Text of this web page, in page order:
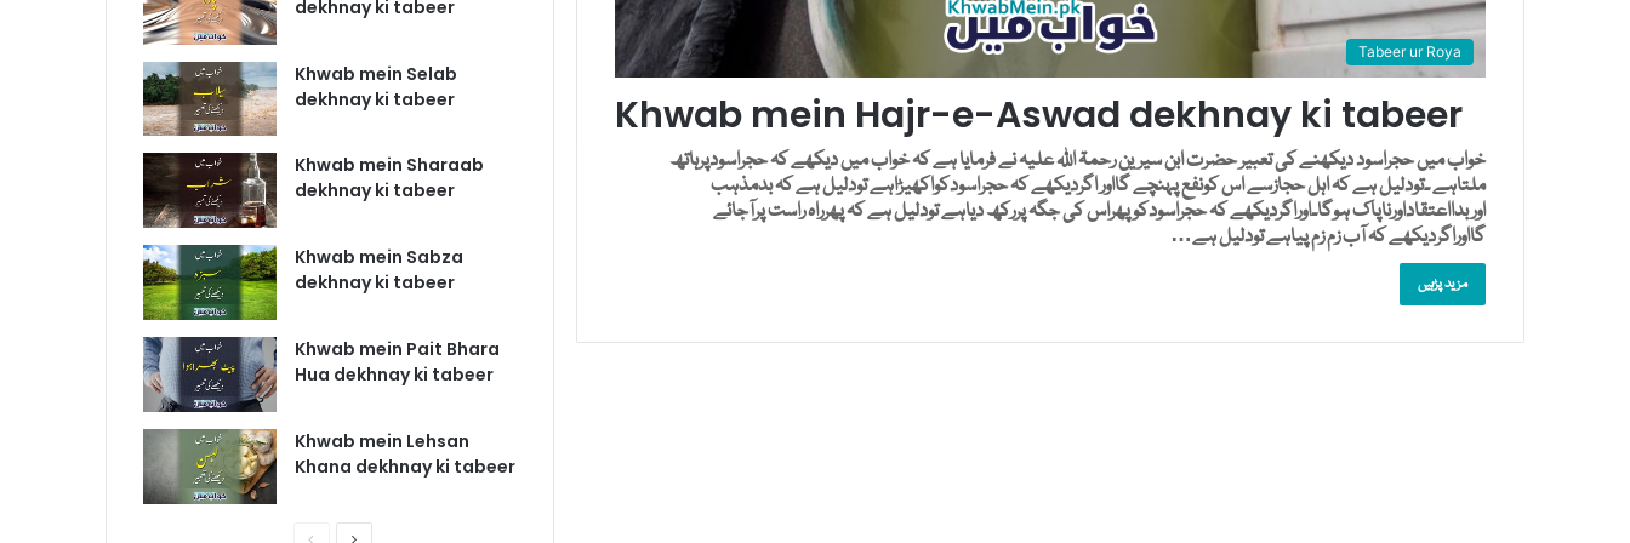
Tabeer ur Roya
Khwab mein Hajr-e-Aswad dekhnay ki tabeer
خواب میں حجراسود دیکھنے کی تعبیر حضرت ابن سیرین رحمۃ اللہ علیہ نے فرمایا ہے کہ خواب میں دیکھے کہ حجراسودپرہاتھ
ملتاہے ۔تودلیل ہے کہ اہل حجازسے اس کونفع پہنچے گااور اگردیکھے کہ حجراسودکواکھیڑاہے تودلیل ہے کہ بدمذہب
اوربدااعتقاداورناپاک ہوگا۔اوراگردیکھے کہ حجراسودکوپھراس کی جگہ پررکھ دیاہے تودلیل ہے کہ پھرراہ راست پرآجائے
گااوراگردیکھے کہ آب زم زم پیاہے تودلیل ہے…
مزید پڑہیں
dekhnay ki tabeer
Khwab mein Selab
dekhnay ki tabeer
Khwab mein Sharaab
dekhnay ki tabeer
Khwab mein Sabza
dekhnay ki tabeer
Khwab mein Pait Bhara
Hua dekhnay ki tabeer
Khwab mein Lehsan
Khana dekhnay ki tabeer